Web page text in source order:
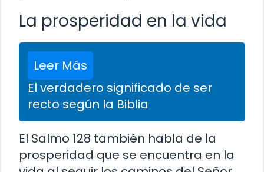
La prosperidad en la vida
Leer Más
El verdadero significado de ser
recto según la Biblia
El Salmo 128 también habla de la
prosperidad que se encuentra en la